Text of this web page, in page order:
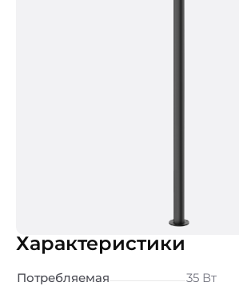
Характеристики
Потребляемая
35 Вт